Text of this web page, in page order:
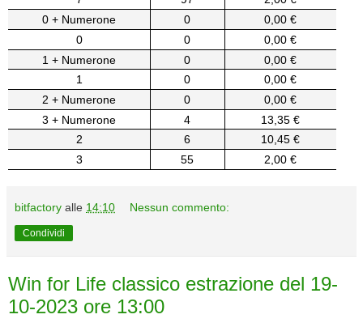
0 + Numerone
0
0,00 €
0
0
0,00 €
1 + Numerone
0
0,00 €
1
0
0,00 €
2 + Numerone
0
0,00 €
3 + Numerone
4
13,35 €
2
6
10,45 €
3
55 2,00 €
bitfactory alle 14:10 Nessun commento:
Condividi
Win for Life classico estrazione del 19-
10-2023 ore 13:00